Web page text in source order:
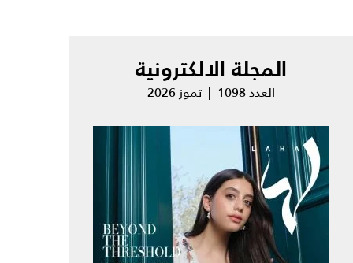
المجلة الالكترونية
العدد 1098 | تموز 2026